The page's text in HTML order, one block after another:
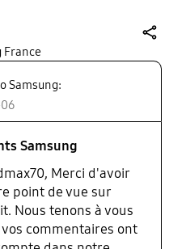
pas de vitre de
sans aucunes rayures.
la partie exposée
7 ans sans rayures. Au
si vous ne mettez pas
sont les étuis smart
vraiment votre
France
Samsung:
Samsung
Merci d'avoir
point de vue sur
Nous tenons à vous
commentaires ont